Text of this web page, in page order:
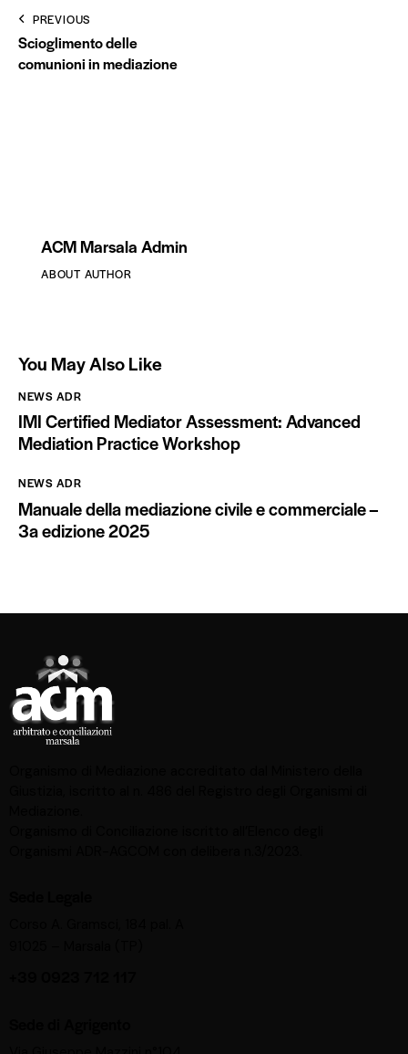
PREVIOUS
Scioglimento delle
comunioni in mediazione
ACM Marsala Admin
ABOUT AUTHOR
You May Also Like
NEWS ADR
IMI Certified Mediator Assessment: Advanced
Mediation Practice Workshop
NEWS ADR
Manuale della mediazione civile e commerciale –
3a edizione 2025